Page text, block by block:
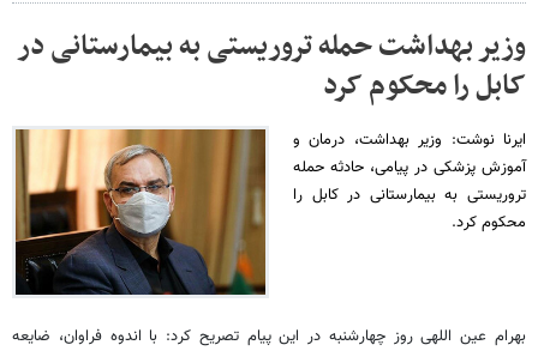
وزیر بهداشت حمله تروریستی به بیمارستانی در
کابل را محکوم کرد
ایرنا نوشت: وزیر بهداشت، درمان و
آموزش پزشکی در پیامی، حادثه حمله
تروریستی به بیمارستانی در کابل را
محکوم کرد.
بهرام عین اللهی روز چهارشنبه در این پیام تصریح کرد: با اندوه فراوان، ضایعه